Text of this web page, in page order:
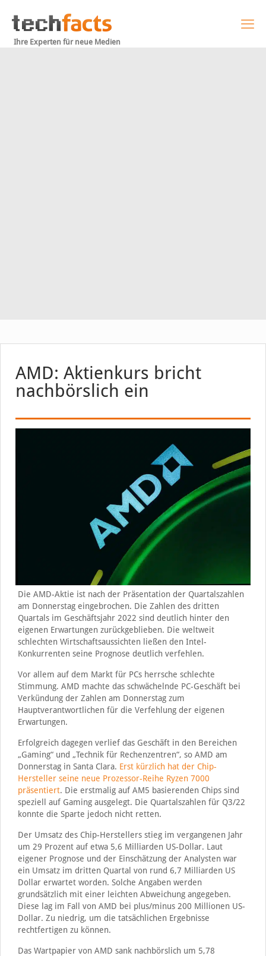
Ihre Experten für neue Medien
AMD: Aktienkurs bricht
nachbörslich ein
Die AMD-Aktie ist nach der Präsentation der Quartalszahlen
am Donnerstag eingebrochen. Die Zahlen des dritten
Quartals im Geschäftsjahr 2022 sind deutlich hinter den
eigenen Erwartungen zurückgeblieben. Die weltweit
schlechten Wirtschaftsaussichten ließen den Intel-
Konkurrenten seine Prognose deutlich verfehlen.
Vor allem auf dem Markt für PCs herrsche schlechte
Stimmung. AMD machte das schwächelnde PC-Geschäft bei
Verkündung der Zahlen am Donnerstag zum
Hauptverantwortlichen für die Verfehlung der eigenen
Erwartungen.
Erfolgreich dagegen verlief das Geschäft in den Bereichen
„Gaming“ und „Technik für Rechenzentren“, so AMD am
Donnerstag in Santa Clara. Erst kürzlich hat der Chip-
Hersteller seine neue Prozessor-Reihe Ryzen 7000
präsentiert. Die erstmalig auf AM5 basierenden Chips sind
speziell auf Gaming ausgelegt. Die Quartalszahlen für Q3/22
konnte die Sparte jedoch nicht retten.
Der Umsatz des Chip-Herstellers stieg im vergangenen Jahr
um 29 Prozent auf etwa 5,6 Milliarden US-Dollar. Laut
eigener Prognose und der Einschätzung der Analysten war
ein Umsatz im dritten Quartal von rund 6,7 Milliarden US
Dollar erwartet worden. Solche Angaben werden
grundsätzlich mit einer leichten Abweichung angegeben.
Diese lag im Fall von AMD bei plus/minus 200 Millionen US-
Dollar. Zu niedrig, um die tatsächlichen Ergebnisse
rechtfertigen zu können.
Das Wartpapier von AMD sank nachbörslich um 5,78